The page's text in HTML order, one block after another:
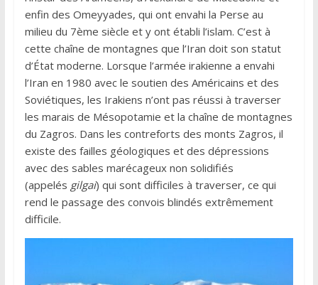
enfin des Omeyyades, qui ont envahi la Perse au
milieu du 7ème siècle et y ont établi l’islam. C’est à
cette chaîne de montagnes que l’Iran doit son statut
d’État moderne. Lorsque l’armée irakienne a envahi
l’Iran en 1980 avec le soutien des Américains et des
Soviétiques, les Irakiens n’ont pas réussi à traverser
les marais de Mésopotamie et la chaîne de montagnes
du Zagros. Dans les contreforts des monts Zagros, il
existe des failles géologiques et des dépressions
avec des sables marécageux non solidifiés
(appelés gilgai) qui sont difficiles à traverser, ce qui
rend le passage des convois blindés extrêmement
difficile.